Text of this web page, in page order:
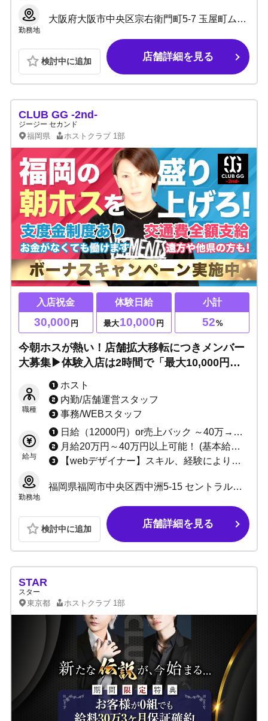
勤務地
大阪府大阪市中央区宗右衛門町5-7 玉屋町ムーンビル1F
検討中に追加 店舗詳細を見る
CLUB GG -2nd-
ジージー セカンド
福岡県 ホストクラブ 1部
入店祝金
30,000 円
体験日給
最大10,000 円
小計
52%
今朝ホスが熱い！店舗拡大移転につきメンバー
大募集▶体験入店は2時間で「最大10,000円」
即日支給！
職種
ホスト
内勤/店舗運営スタッフ
事務/WEBスタッフ
給与
日給（12000円）or売上バック ～40万→日給制 40万～→売上バック 52％ 60万～→売上バック 54％ 80万～→売上バック 55％ 100万～→売上バック57％以上 完全総売り折半～(経験者応相談) 契約金制度有り バック制度有り(同伴、etc) 幹部手当て有り(＋売上％UP) 実働5時間 売上、指名本数等による出勤時間遅れシステム採用により最短2時間勤務可能！
月給20万円～40万円以上可能！ (基本給＋店売りバック＋ベストアドバイザー賞)
【webデザイナー】スキル、経験により応相談 【ヘアメイク】時給1,100円～(スキル、経験により応相談)
勤務地
福岡県福岡市中央区西中洲5-15 セントラルパークタワー 1F
検討中に追加 店舗詳細を見る
STAR
スター
東京都 ホストクラブ 1部